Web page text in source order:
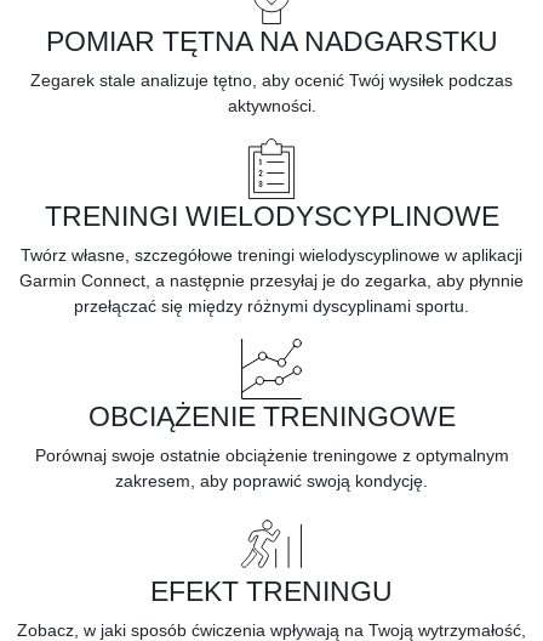
POMIAR TĘTNA NA NADGARSTKU
Zegarek stale analizuje tętno, aby ocenić Twój wysiłek podczas
aktywności.
TRENINGI WIELODYSCYPLINOWE
Twórz własne, szczegółowe treningi wielodyscyplinowe w aplikacji
Garmin Connect, a następnie przesyłaj je do zegarka, aby płynnie
przełączać się między różnymi dyscyplinami sportu.
OBCIĄŻENIE TRENINGOWE
Porównaj swoje ostatnie obciążenie treningowe z optymalnym
zakresem, aby poprawić swoją kondycję.
EFEKT TRENINGU
Zobacz, w jaki sposób ćwiczenia wpływają na Twoją wytrzymałość,